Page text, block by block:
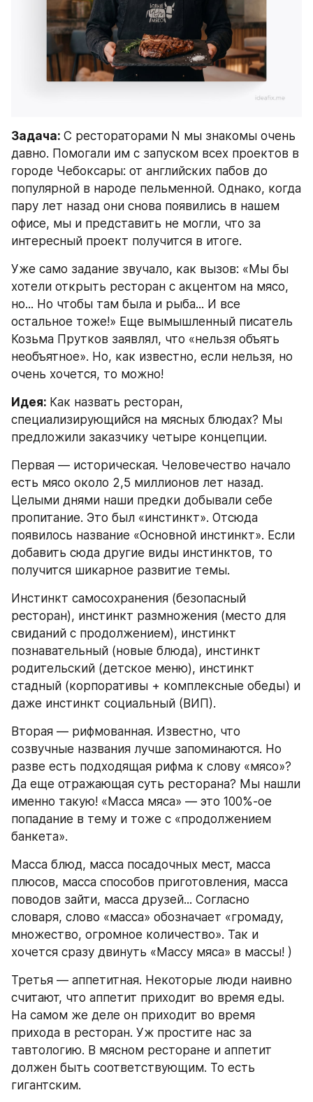
Задача: С рестораторами N мы знакомы очень
давно. Помогали им с запуском всех проектов в
городе Чебоксары: от английских пабов до
популярной в народе пельменной. Однако, когда
пару лет назад они снова появились в нашем
офисе, мы и представить не могли, что за
интересный проект получится в итоге.
Уже само задание звучало, как вызов: «Мы бы
хотели открыть ресторан с акцентом на мясо,
но... Но чтобы там была и рыба... И все
остальное тоже!» Еще вымышленный писатель
Козьма Прутков заявлял, что «нельзя объять
необъятное». Но, как известно, если нельзя, но
очень хочется, то можно!
Идея: Как назвать ресторан,
специализирующийся на мясных блюдах? Мы
предложили заказчику четыре концепции.
Первая — историческая. Человечество начало
есть мясо около 2,5 миллионов лет назад.
Целыми днями наши предки добывали себе
пропитание. Это был «инстинкт». Отсюда
появилось название «Основной инстинкт». Если
добавить сюда другие виды инстинктов, то
получится шикарное развитие темы.
Инстинкт самосохранения (безопасный
ресторан), инстинкт размножения (место для
свиданий с продолжением), инстинкт
познавательный (новые блюда), инстинкт
родительский (детское меню), инстинкт
стадный (корпоративы + комплексные обеды) и
даже инстинкт социальный (ВИП).
Вторая — рифмованная. Известно, что
созвучные названия лучше запоминаются. Но
разве есть подходящая рифма к слову «мясо»?
Да еще отражающая суть ресторана? Мы нашли
именно такую! «Масса мяса» — это 100%-ое
попадание в тему и тоже с «продолжением
банкета».
Масса блюд, масса посадочных мест, масса
плюсов, масса способов приготовления, масса
поводов зайти, масса друзей... Согласно
словаря, слово «масса» обозначает «громаду,
множество, огромное количество». Так и
хочется сразу двинуть «Массу мяса» в массы! )
Третья — аппетитная. Некоторые люди наивно
считают, что аппетит приходит во время еды.
На самом же деле он приходит во время
прихода в ресторан. Уж простите нас за
тавтологию. В мясном ресторане и аппетит
должен быть соответствующим. То есть
гигантским.